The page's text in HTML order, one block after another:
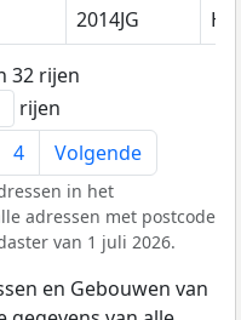
2014JG
32 rijen
rijen
4 Volgende
in het
adressen met postcode
van 1 juli 2026.
en Gebouwen van